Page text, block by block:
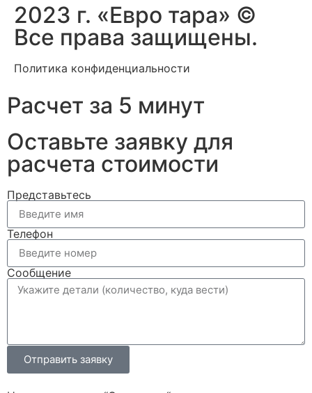
2023 г. «Евро тара» ©
Все права защищены.
Политика конфиденциальности
Расчет за 5 минут
Оставьте заявку для
расчета стоимости
Представьтесь
Телефон
Сообщение
Отправить заявку